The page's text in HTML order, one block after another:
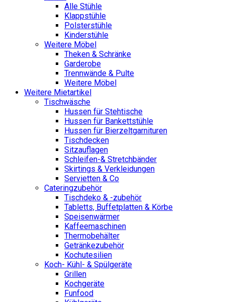
Alle Stühle
Klappstühle
Polsterstühle
Kinderstühle
Weitere Möbel
Theken & Schränke
Garderobe
Trennwände & Pulte
Weitere Möbel
Weitere Mietartikel
Tischwäsche
Hussen für Stehtische
Hussen für Bankettstühle
Hussen für Bierzeltgarnituren
Tischdecken
Sitzauflagen
Schleifen-& Stretchbänder
Skirtings & Verkleidungen
Servietten & Co
Cateringzubehör
Tischdeko & -zubehör
Tabletts, Buffetplatten & Körbe
Speisenwärmer
Kaffeemaschinen
Thermobehälter
Getränkezubehör
Kochutesilien
Koch- Kühl- & Spülgeräte
Grillen
Kochgeräte
Funfood